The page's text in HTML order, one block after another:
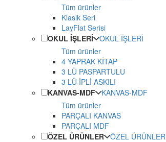
Tüm ürünler
Klasik Seri
LayFlat Serisi
OKUL İŞLERİ
OKUL İŞLERİ
Tüm ürünler
4 YAPRAK KİTAP
3 LÜ PASPARTULU
3 LÜ İPLİ ASKILI
KANVAS-MDF
KANVAS-MDF
Tüm ürünler
PARÇALI KANVAS
PARÇALI MDF
ÖZEL ÜRÜNLER ÖZEL ÜRÜNLER